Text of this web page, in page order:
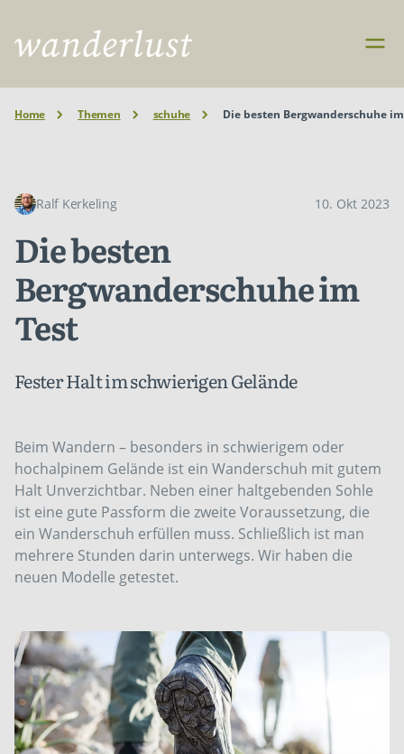
Home Themen schuhe Die besten Bergwanderschuhe
Ralf Kerkeling 10. Okt 2023
Die besten
Bergwanderschuhe im
Test
Fester Halt im schwierigen Gelände
Beim Wandern – besonders in schwierigem oder
hochalpinem Gelände ist ein Wanderschuh mit gutem
Halt Unverzichtbar. Neben einer haltgebenden Sohle
ist eine gute Passform die zweite Voraussetzung, die
ein Wanderschuh erfüllen muss. Schließlich ist man
mehrere Stunden darin unterwegs. Wir haben die
neuen Modelle getestet.